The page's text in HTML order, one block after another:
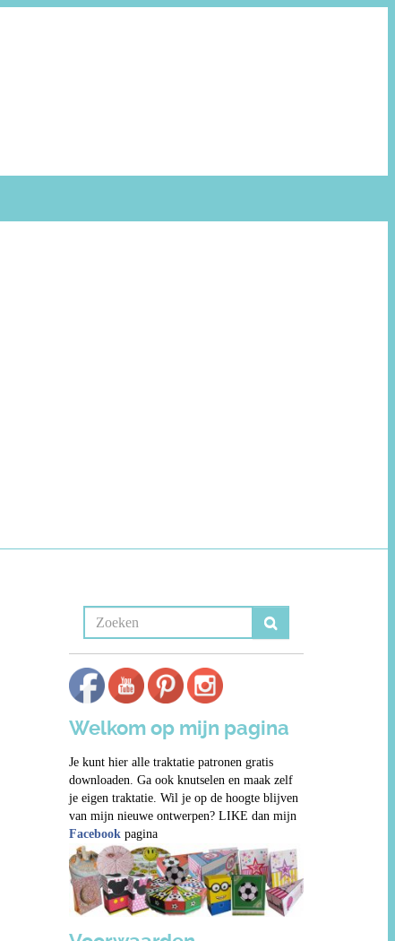
Welkom op mijn pagina
Je kunt hier alle traktatie patronen gratis
downloaden. Ga ook knutselen en maak zelf
je eigen traktatie. Wil je op de hoogte blijven
van mijn nieuwe ontwerpen? LIKE dan mijn
Facebookpagina